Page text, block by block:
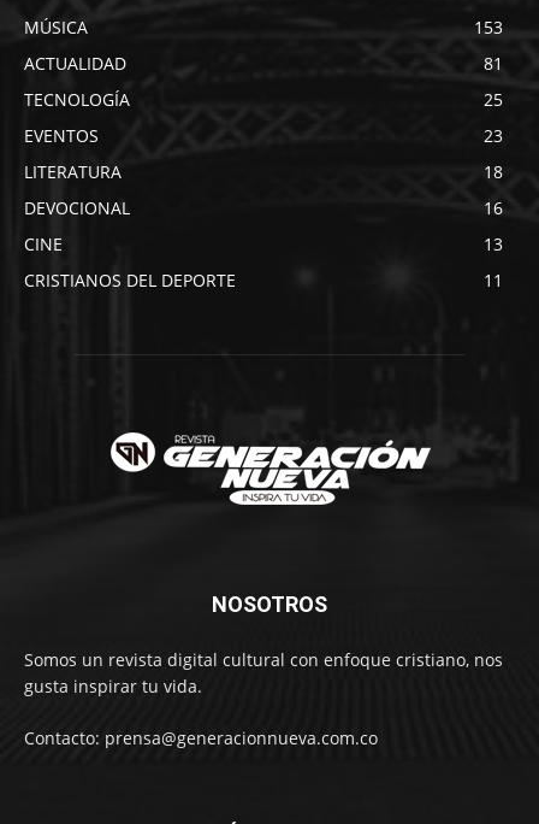
MÚSICA
153
ACTUALIDAD
81
TECNOLOGÍA
25
EVENTOS
23
LITERATURA
18
DEVOCIONAL
16
CINE
13
CRISTIANOS DEL DEPORTE
11
NOSOTROS
Somos un revista digital cultural con enfoque cristiano, nos
gusta inspirar tu vida.
Contacto: prensa@generacionnueva.com.co